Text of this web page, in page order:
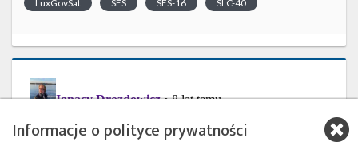
LuxGovSat SES SES-16 SLC-40
Informacje o polityce prywatności